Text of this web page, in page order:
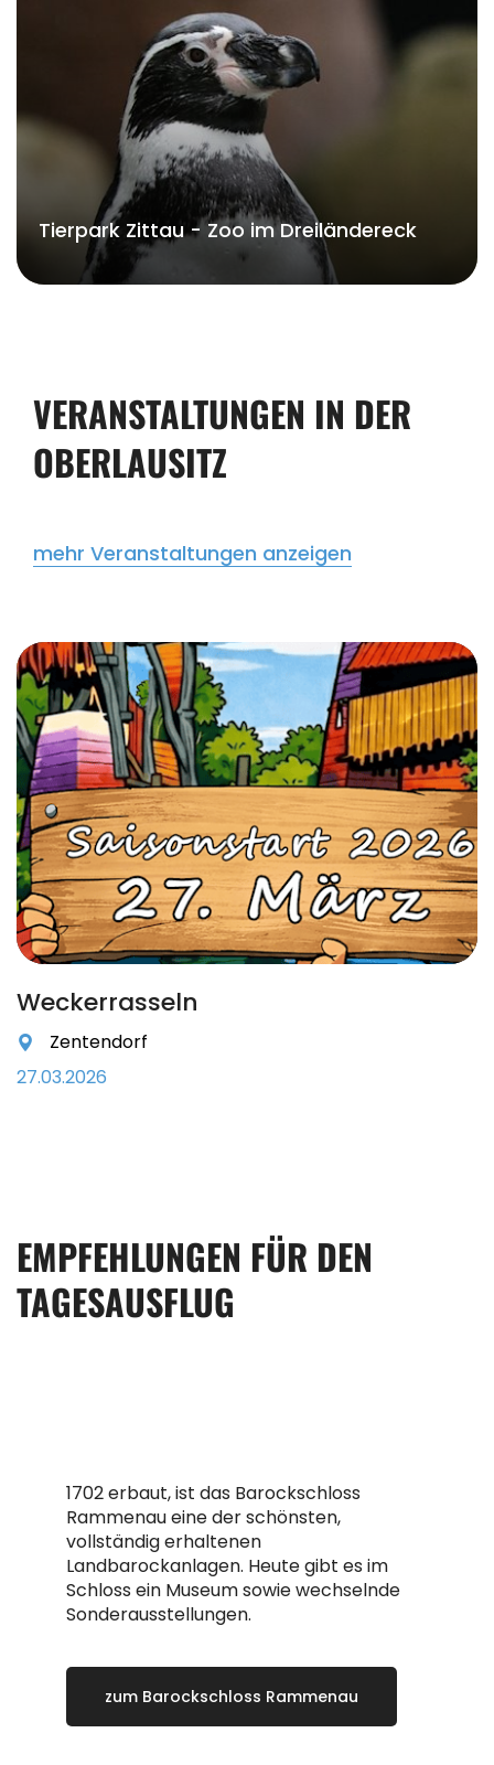
Tierpark Zittau - Zoo im Dreiländereck
VERANSTALTUNGEN IN DER
OBERLAUSITZ
mehr Veranstaltungen anzeigen
Weckerrasseln
Zentendorf
27.03.2026
EMPFEHLUNGEN FÜR DEN
TAGESAUSFLUG
1702 erbaut, ist das Barockschloss
Rammenau eine der schönsten,
vollständig erhaltenen
Landbarockanlagen. Heute gibt es im
Schloss ein Museum sowie wechselnde
Sonderausstellungen.
zum Barockschloss Rammenau